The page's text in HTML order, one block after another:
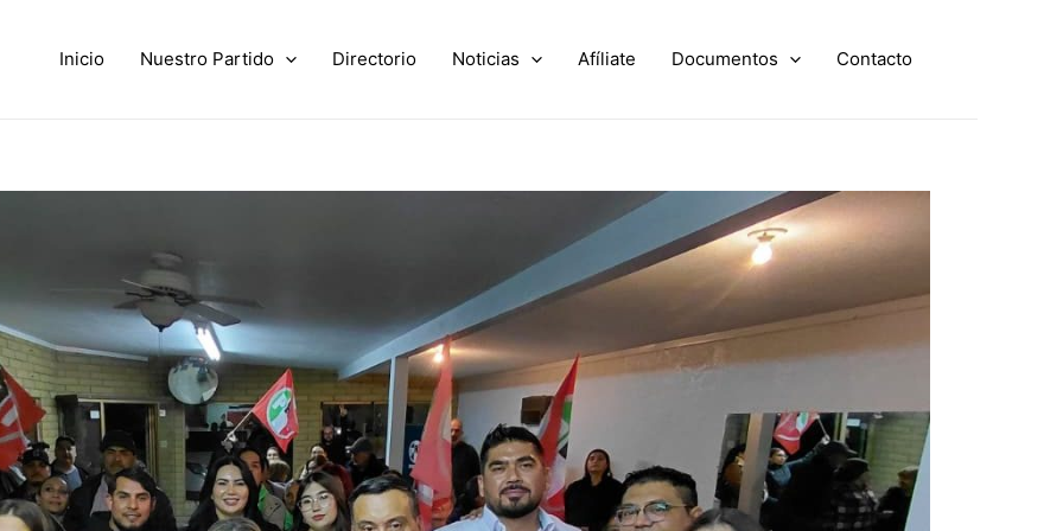
Inicio Nuestro Partido Directorio Noticias Afíliate Documentos Contacto